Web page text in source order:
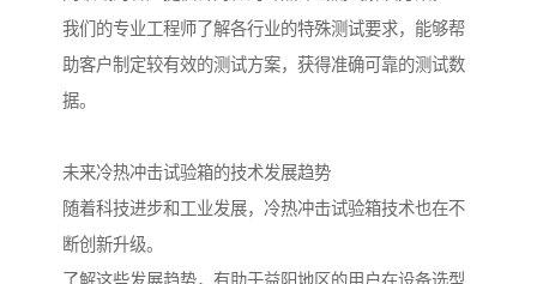
我们的专业工程师了解各行业的特殊测试要求，能够帮
助客户制定较有效的测试方案，获得准确可靠的测试数
据。
未来冷热冲击试验箱的技术发展趋势
随着科技进步和工业发展，冷热冲击试验箱技术也在不
断创新升级。